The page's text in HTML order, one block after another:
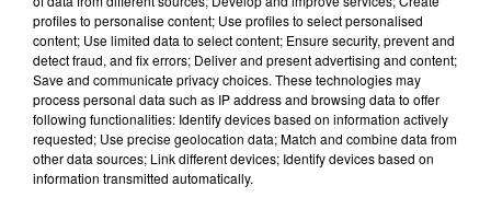
Lecture (2 min 22 sec)
100%
100% Radio les infos du Tarn et Garonne
profiles to personalise content; Use profiles to select personalised
content; Use limited data to select content; Ensure security, prevent and
detect fraud, and fix errors; Deliver and present advertising and content;
Save and communicate privacy choices. These technologies may
process personal data such as IP address and browsing data to offer
following functionalities: Identify devices based on information actively
requested; Use precise geolocation data; Match and combine data from
other data sources; Link different devices; Identify devices based on
information transmitted automatically.